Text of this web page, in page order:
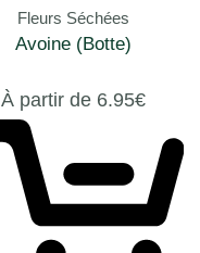
Fleurs Séchées
Avoine (Botte)
À partir de 6.95€